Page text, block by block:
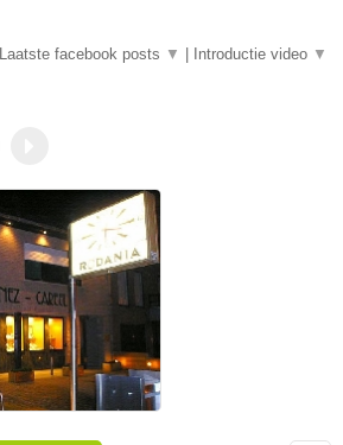
Laatste facebook posts ▼ Introductie video ▼